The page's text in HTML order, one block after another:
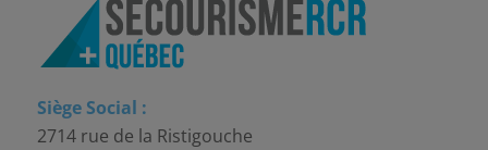
Siège Social :
2714 rue de la Ristigouche